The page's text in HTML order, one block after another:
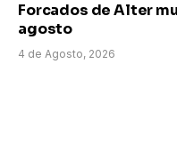
Forcados de Alter
agosto
4 de Agosto, 2026